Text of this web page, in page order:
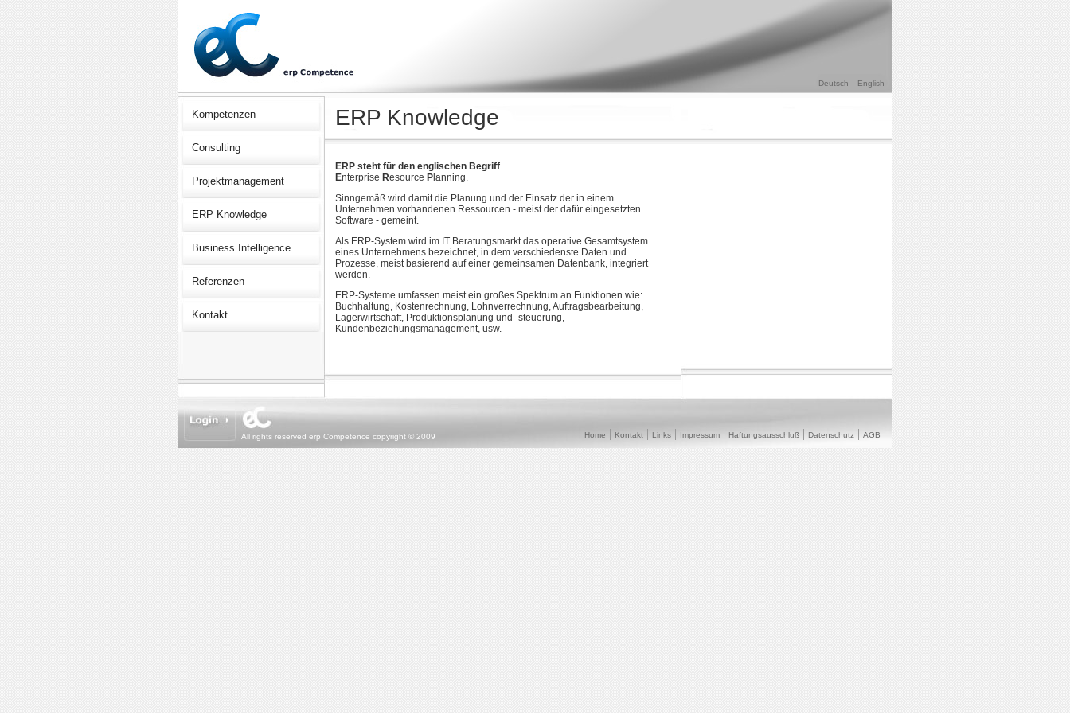
Deutsch English
Kompetenzen
Consulting
Projektmanagement
ERP Knowledge
Business Intelligence
Referenzen
Kontakt
ERP Knowledge
ERP steht für den englischen Begriff
Enterprise Resource P lanning.
Sinngemäß wird damit die Planung und der Einsatz der in einem
Unternehmen vorhandenen Ressourcen - meist der dafür eingesetzten
Software - gemeint.
Als ERP-System wird im IT Beratungsmarkt das operative Gesamtsystem
eines Unternehmens bezeichnet, in dem verschiedenste Daten und
Prozesse, meist basierend auf einer gemeinsamen Datenbank, integriert
werden.
ERP-Systeme umfassen meist ein großes Spektrum an Funktionen wie:
Buchhaltung, Kostenrechnung, Lohnverrechnung, Auftragsbearbeitung,
Lagerwirtschaft, Produktionsplanung und -steuerung,
Kundenbeziehungsmanagement, usw.
All rights reserved erp Competence copyright © 2009 Home Kontakt Links Impressum Haftungsausschluß Datenschutz AGB